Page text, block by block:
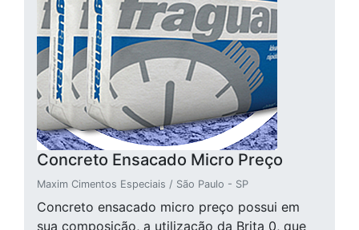
Concreto Ensacado Micro Preço
Maxim Cimentos Especiais / São Paulo - SP
Concreto ensacado micro preço possui em
sua composição, a utilização da Brita 0, que